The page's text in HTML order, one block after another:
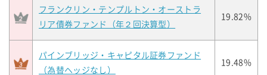
フランクリン・テンプルトン・オーストラ
リア債券ファンド（年２回決算型）
19.82%
パインブリッジ・キャピタル証券ファンド
（為替ヘッジなし）
19.48%